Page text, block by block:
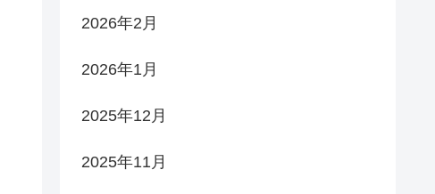
2026年2月
2026年1月
2025年12月
2025年11月